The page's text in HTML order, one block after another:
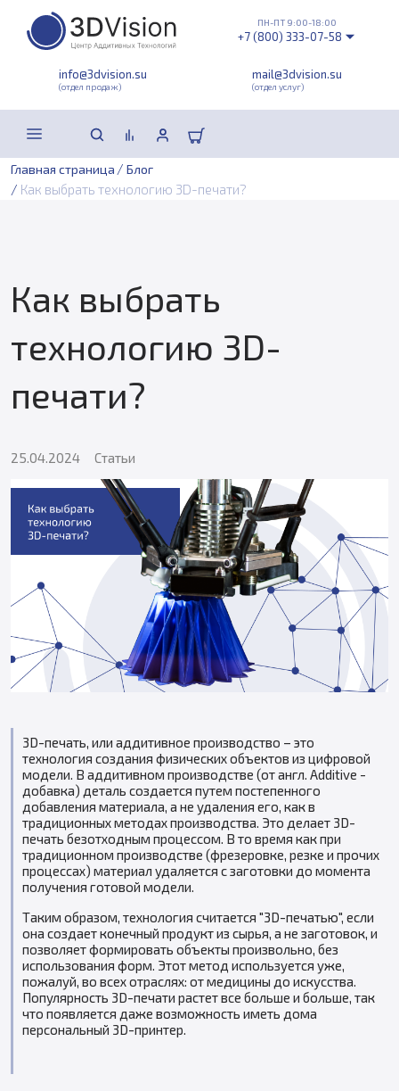
info@3dvision.su
(отдел продаж)
mail@3dvision.su
(отдел услуг)
ПН-ПТ 9:00-18:00
+7 (800) 333-07-58
Главная страница / Блог
/ Как выбрать технологию 3D-печати?
Как выбрать
технологию 3D-
печати?
25.04.2024 Статьи
3D-печать, или аддитивное производство – это
технология создания физических объектов из цифровой
модели. В аддитивном производстве (от англ. Additive -
добавка) деталь создается путем постепенного
добавления материала, а не удаления его, как в
традиционных методах производства. Это делает 3D-
печать безотходным процессом. В то время как при
традиционном производстве (фрезеровке, резке и прочих
процессах) материал удаляется с заготовки до момента
получения готовой модели.
Таким образом, технология считается "3D-печатью", если
она создает конечный продукт из сырья, а не заготовок, и
позволяет формировать объекты произвольно, без
использования форм. Этот метод используется уже,
пожалуй, во всех отраслях: от медицины до искусства.
Популярность 3D-печати растет все больше и больше, так
что появляется даже возможность иметь дома
персональный 3D-принтер.